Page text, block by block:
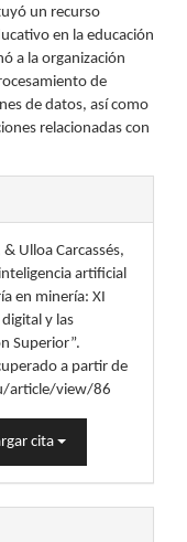
un recurso
en la educación
a la organización
de
de datos, así como
relacionadas con
Ulloa Carcassés,
artificial
en minería: XI
y las
Superior”.
a partir de
article/view/86
cita